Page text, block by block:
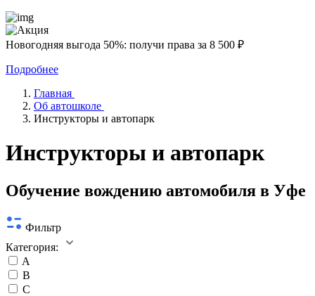
Новогодняя выгода 50%: получи права за 8 500 ₽
Подробнее
Главная
Об автошколе
Инструкторы и автопарк
Инструкторы и автопарк
Обучение вождению автомобиля в Уфе
Фильтр
Категория:
A
B
C